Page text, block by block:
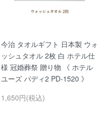
今治 タオルギフト 日本製 ウォ
ッシュタオル 2枚 白 ホテル仕
様 冠婚葬祭 贈り物 《 ホテル
ユーズ パディ2 PD-1520 》
1,650円(税込)